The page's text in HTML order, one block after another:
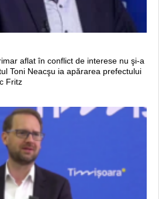
aflat în conflict de interese nu şi-a
Toni Neacşu ia apărarea prefectului
Fritz